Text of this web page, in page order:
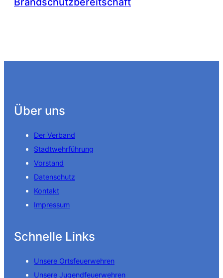
Über uns
Der Verband
Stadtwehrführung
Vorstand
Datenschutz
Kontakt
Impressum
Schnelle Links
Unsere Ortsfeuerwehren
Unsere Jugendfeuerwehren